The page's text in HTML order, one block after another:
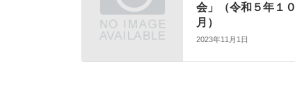
会」（令和５年１０
月）
2023年11月1日